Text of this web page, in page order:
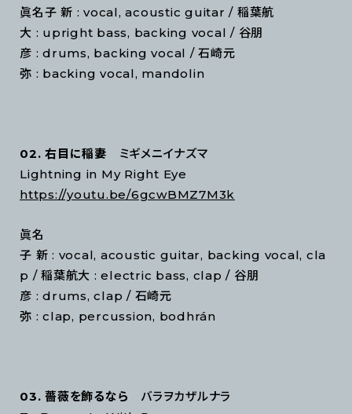
眞名子 新 : vocal, acoustic guitar / 稲葉航
大 : upright bass, backing vocal / 谷朋
彦 : drums, backing vocal / 石崎元
弥 : backing vocal, mandolin
02. 右目に稲妻 ミギメニイナズマ
Lightning in My Right Eye
https://youtu.be/6gcwBMZ7M3k
眞名
子 新 : vocal, acoustic guitar, backing vocal, cla
p / 稲葉航大 : electric bass, clap / 谷朋
彦 : drums, clap / 石崎元
弥 : clap, percussion, bodhrán
03. 薔薇を飾るなら バラヲカザルナラ